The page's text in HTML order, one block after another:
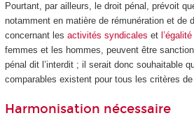
Pourtant, par ailleurs, le droit pénal, prévoit
notamment en matière de rémunération et de
concernant les activités syndicales et
femmes et les hommes, peuvent être
pénal dit l’interdit ; il serait donc souhaitable
comparables existent pour tous les critères de
Harmonisation nécessaire